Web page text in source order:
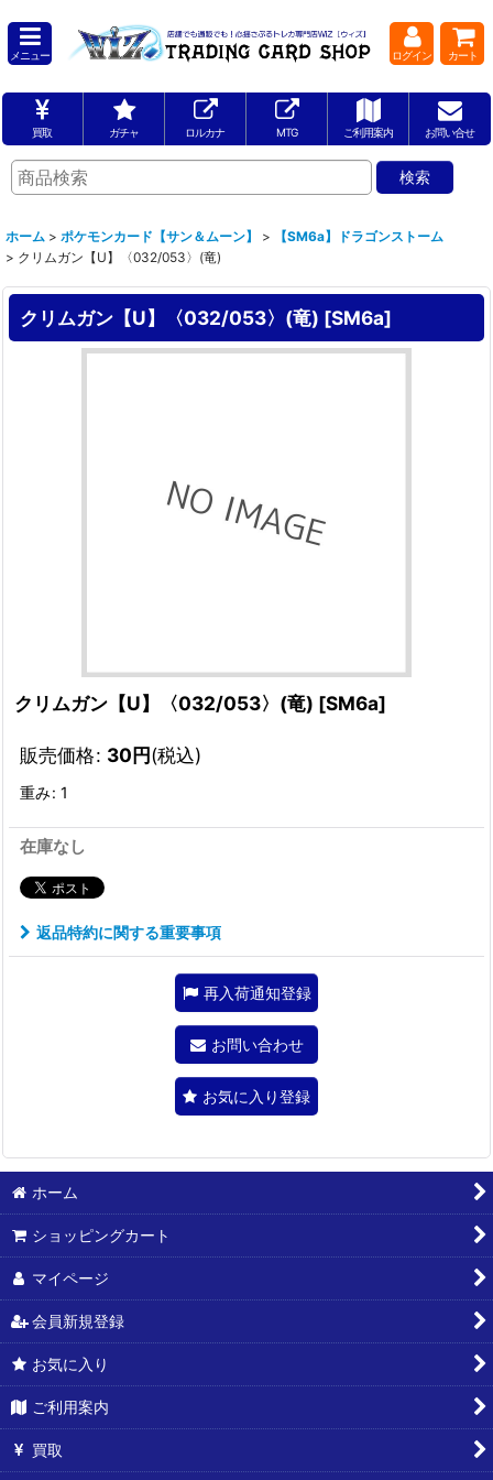
メニュー ログイン カート
買取 ガチャ ロルカナ MTG ご利用案内 お問い合せ
ホーム > ポケモンカード【サン＆ムーン】 >
【SM6a】ドラゴンストーム
> クリムガン【U】〈032/053〉(竜)
クリムガン【U】〈032/053〉(竜) [SM6a]
クリムガン【U】〈032/053〉(竜) [SM6a]
販売価格: 30円(税込)
重み: 1
在庫なし
返品特約に関する重要事項
再入荷通知登録
お問い合わせ
お気に入り登録
ホーム
ショッピングカート
マイページ
会員新規登録
お気に入り
ご利用案内
買取